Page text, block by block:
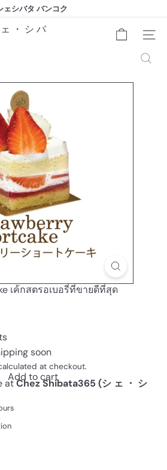
Pause
slideshow
ェシバタ バンコク
ェシバタ バンコク
・ シ バ
Site
เค้กสตรอเบอรี่ที่ขายดีที่สุด
soon
at checkout.
Add to cart
atChez Shibata365 (シ ェ ・ シ